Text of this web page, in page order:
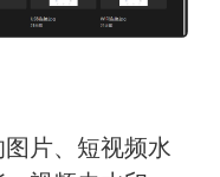
片、短视频水